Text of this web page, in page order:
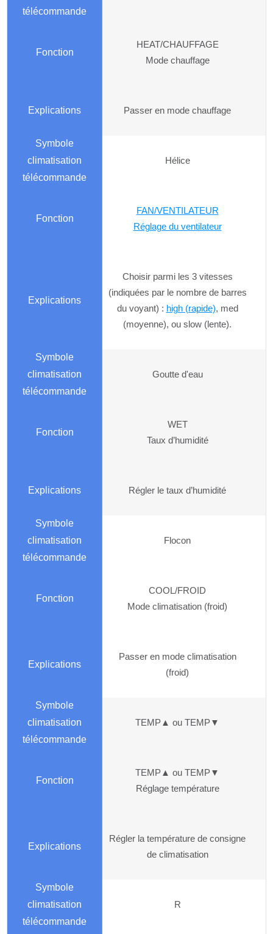
HEAT/CHAUFFAGE
Mode chauffage
Passer en mode chauffage
Hélice
FAN/VENTILATEUR
Réglage du ventilateur
Choisir parmi les 3 vitesses
(indiquées par le nombre de barres
du voyant) : high (rapide), med
(moyenne), ou slow (lente).
Goutte d'eau
WET
Taux d’humidité
Régler le taux d’humidité
Flocon
COOL/FROID
Mode climatisation (froid)
Passer en mode climatisation
(froid)
TEMP▲ ou TEMP▼
TEMP▲ ou TEMP▼
Réglage température
Régler la température de consigne
de climatisation
R